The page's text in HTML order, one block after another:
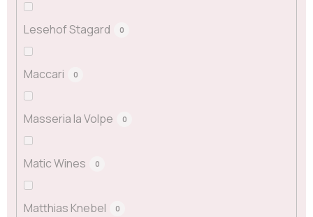
Lesehof Stagard 0
Maccari 0
Masseria la Volpe 0
Matic Wines 0
Matthias Knebel 0